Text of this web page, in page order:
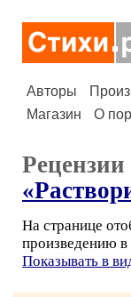
Авторы
Магазин
О
Рецензии
На странице
произведению в
Показывать в